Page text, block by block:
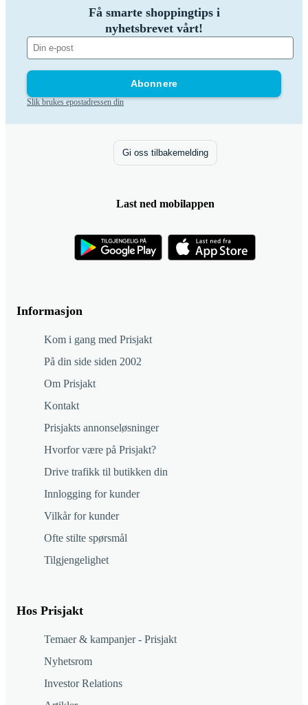
Få smarte shoppingtips i
nyhetsbrevet vårt!
Abonnere
Slik brukes epostadressen din
Informasjon
Kom i gang med Prisjakt
På din side siden 2002
Om Prisjakt
Kontakt
Prisjakts annonseløsninger
Hvorfor være på Prisjakt?
Drive trafikk til butikken din
Innlogging for kunder
Vilkår for kunder
Ofte stilte spørsmål
Tilgjengelighet
Hos Prisjakt
Temaer & kampanjer - Prisjakt
Nyhetsrom
Investor Relations
Gi oss tilbakemelding
Last ned mobilappen